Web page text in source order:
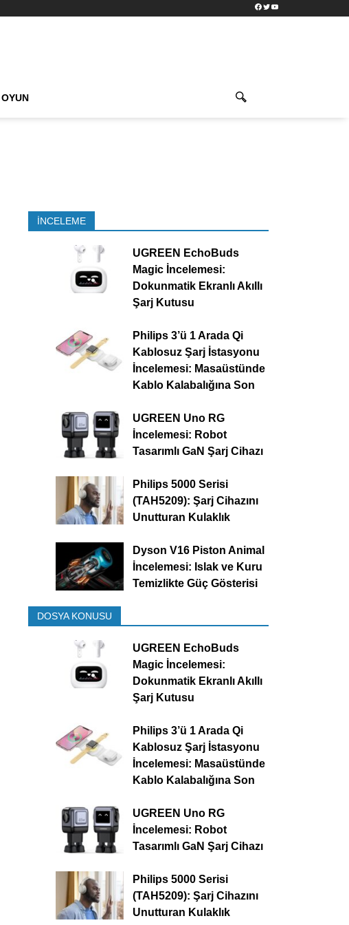
Facebook
TwitterYouTube
OYUN
İNCELEME
UGREEN EchoBuds
Magic İncelemesi:
Dokunmatik Ekranlı Akıllı
Şarj Kutusu
Philips 3’ü 1 Arada Qi
Kablosuz Şarj İstasyonu
İncelemesi: Masaüstünde
Kablo Kalabalığına Son
UGREEN Uno RG
İncelemesi: Robot
Tasarımlı GaN Şarj Cihazı
Philips 5000 Serisi
(TAH5209): Şarj Cihazını
Unutturan Kulaklık
Dyson V16 Piston Animal
İncelemesi: Islak ve Kuru
Temizlikte Güç Gösterisi
DOSYA KONUSU
UGREEN EchoBuds
Magic İncelemesi:
Dokunmatik Ekranlı Akıllı
Şarj Kutusu
Philips 3’ü 1 Arada Qi
Kablosuz Şarj İstasyonu
İncelemesi: Masaüstünde
Kablo Kalabalığına Son
UGREEN Uno RG
İncelemesi: Robot
Tasarımlı GaN Şarj Cihazı
Philips 5000 Serisi
(TAH5209): Şarj Cihazını
Unutturan Kulaklık